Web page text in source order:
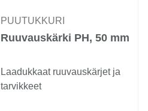
PUUTUKKURI
Ruuvauskärki PH, 50 mm
Laadukkaat ruuvauskärjet ja
tarvikkeet